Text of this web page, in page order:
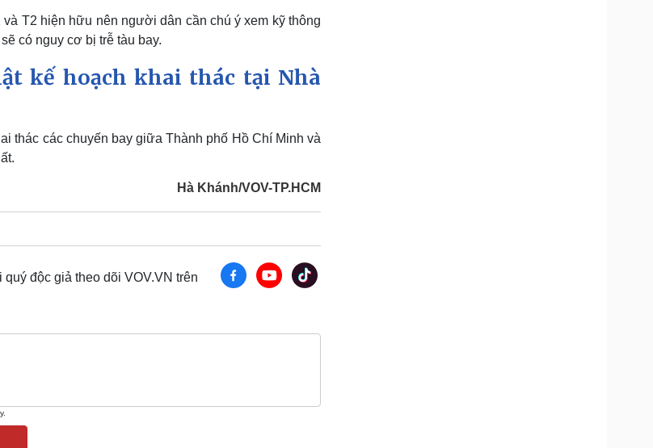
T2 hiện hữu nên người dân cần chú ý xem kỹ thông
có nguy cơ bị trễ tàu bay.
kế hoạch khai thác tại Nhà
thác các chuyến bay giữa Thành phố Hồ Chí Minh và
Hà Khánh/VOV-TP.HCM
quý độc giả theo dõi VOV.VN trên